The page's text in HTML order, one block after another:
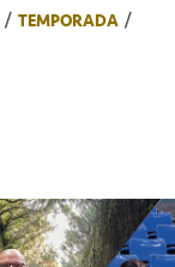
TEMPORADA